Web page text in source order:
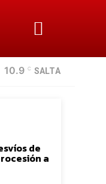
10.9 C SALTA
de
a